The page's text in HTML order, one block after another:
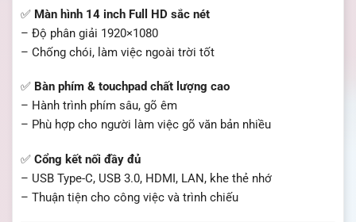
✅ Màn hình 14 inch Full HD sắc nét
– Độ phân giải 1920×1080
– Chống chói, làm việc ngoài trời tốt
✅ Bàn phím & touchpad chất lượng cao
– Hành trình phím sâu, gõ êm
– Phù hợp cho người làm việc gõ văn bản nhiều
✅ Cổng kết nối đầy đủ
– USB Type-C, USB 3.0, HDMI, LAN, khe thẻ nhớ
– Thuận tiện cho công việc và trình chiếu